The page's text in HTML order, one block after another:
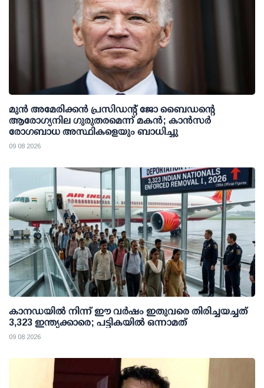
മുന്‍ അമേരിക്കന്‍ പ്രസിഡന്റ് ജോ ബൈഡന്റെ
ആരോഗ്യനില ഗുരുതരമെന്ന് മകന്‍; കാന്‍സര്‍
രോഗബാധ അസ്ഥികളെയും ബാധിച്ചു
09 08 2026
കാനഡയിൽ നിന്ന് ഈ വർഷം ഇതുവരെ തിരിച്ചയച്ചത്
3,323 ഇന്ത്യക്കാരെ; പട്ടികയിൽ ഒന്നാമത്
09 08 2026